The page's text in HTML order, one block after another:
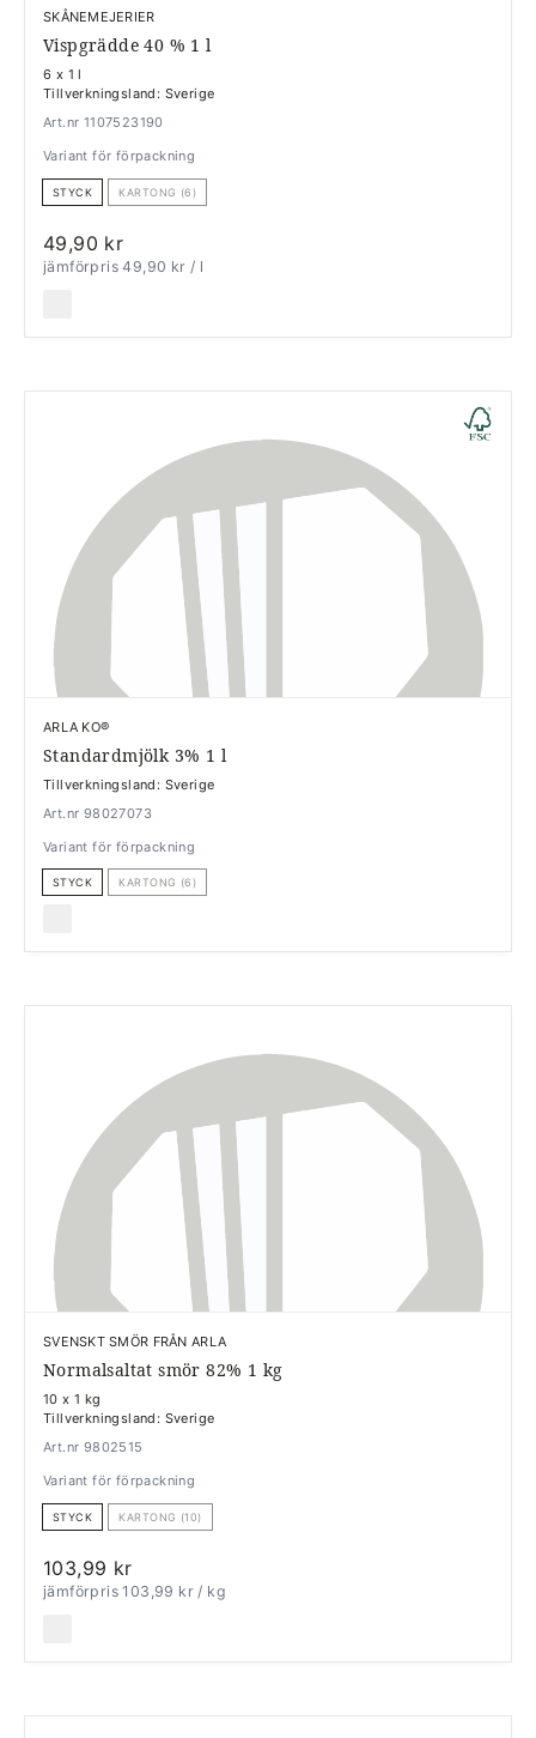
SKÅNEMEJERIER
Vispgrädde 40 % 1 l
6 x 1 l
Tillverkningsland: Sverige
Art.nr 1107523190
Variant för förpackning
STYCK KARTONG (6)
49,90 kr
jämförpris 49,90 kr / l
ARLA KO®
Standardmjölk 3% 1 l
Tillverkningsland: Sverige
Art.nr 98027073
Variant för förpackning
STYCK KARTONG (6)
SVENSKT SMÖR FRÅN ARLA
Normalsaltat smör 82% 1 kg
10 x 1 kg
Tillverkningsland: Sverige
Art.nr 9802515
Variant för förpackning
STYCK KARTONG (10)
103,99 kr
jämförpris 103,99 kr / kg